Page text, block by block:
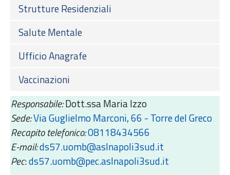
Strutture Residenziali
Salute Mentale
Ufficio Anagrafe
Vaccinazioni
Responsabile:Dott.ssa Maria Izzo
Sede:Via Guglielmo Marconi, 66 - Torre del Greco
Recapito telefonico:08118434566
E-mail:ds57.uomb@aslnapoli3sud.it
Pec:ds57.uomb@pec.aslnapoli3sud.it